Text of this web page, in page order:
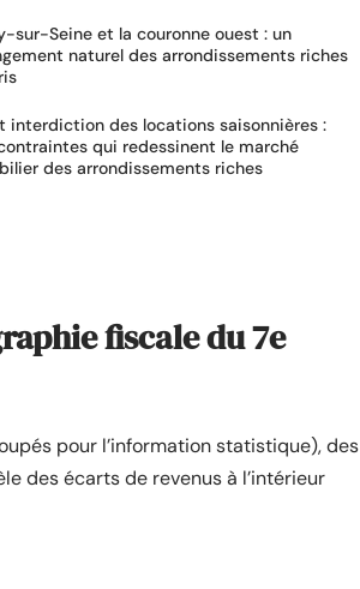
sur-Seine et la couronne ouest : un
naturel des arrondissements riches
interdiction des locations saisonnières :
qui redessinent le marché
des arrondissements riches
fiscale du 7e
pour l’information statistique), des
des écarts de revenus à l’intérieur